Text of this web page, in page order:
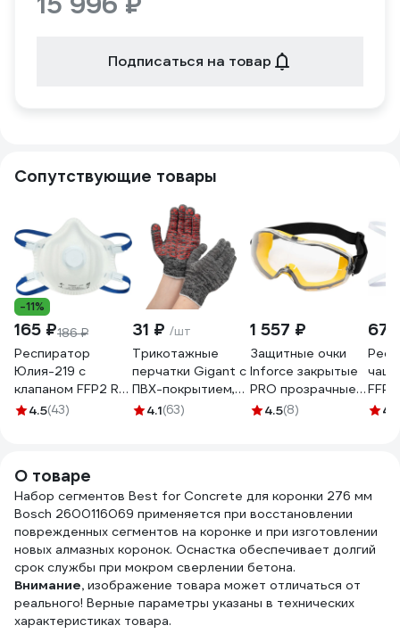
Подписаться на товар
Сопутствующие товары
-11%
165 ₽186 ₽
Респиратор
Юлия-219 с
клапаном FFP2 RD
Респираторный
4.5(43)
31 ₽ /шт
Трикотажные
перчатки Gigant с
ПВХ-покрытием,
серые GGC-13
4.1(63)
1 557 ₽
Защитные очки
Inforce закрытые
PRO прозрачные
линзы 04-24-02
4.5(8)
67
FFP1
4.9
О товаре
Набор сегментов Best for Concrete для коронки 276 мм
Bosch 2600116069 применяется при восстановлении
поврежденных сегментов на коронке и при изготовлении
новых алмазных коронок. Оснастка обеспечивает долгий
срок службы при мокром сверлении бетона.
Внимание, изображение товара может отличаться от
реального! Верные параметры указаны в технических
характеристиках товара.